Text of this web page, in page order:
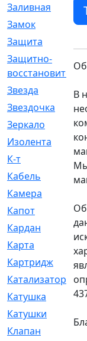
Заливная
Замок
Защита
Защитно-
Звезда
Звездочка
Зеркало
Изолента
К-т
Кабель
Камера
Капот
Кардан
Карта
Картридж
Катализатор
Катушка
Катушки
Клапан
В